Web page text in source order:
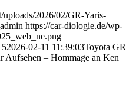
2026/02/GR-Yaris-
https://car-diologie.de/wp-
2026-02-11 11:39:03Toyota GR
Aufsehen – Hommage an Ken